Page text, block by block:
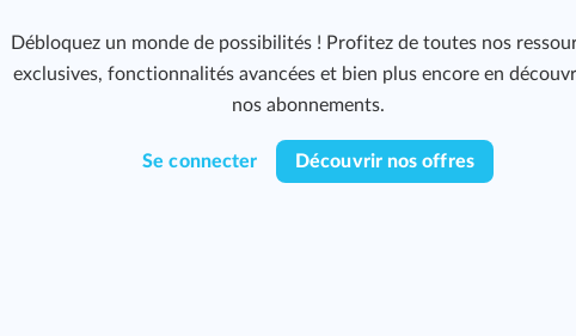
Débloquez un monde de possibilités ! Profitez de toutes nos
exclusives, fonctionnalités avancées et bien plus encore en
nos abonnements.
Se connecter Découvrir nos offres